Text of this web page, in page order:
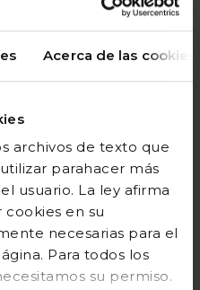
Acerca de las cookies
archivos de texto que
parahacer más
usuario. La ley afirma
en su
necesarias para el
Para todos los
su permiso.
a la cesta